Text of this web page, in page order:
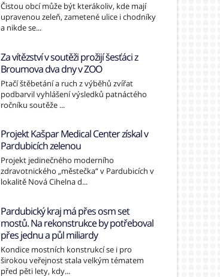
Čistou obcí může být kterákoliv, kde mají
upravenou zeleň, zametené ulice i chodníky
a nikde se...
Za vítězství v soutěži prožijí šesťáci z
Broumova dva dny v ZOO
Ptačí štěbetání a ruch z výběhů zvířat
podbarvil vyhlášení výsledků patnáctého
ročníku soutěže ...
Projekt Kašpar Medical Center získal v
Pardubicích zelenou
Projekt jedinečného moderního
zdravotnického „městečka“ v Pardubicích v
lokalitě Nová Cihelna d...
Pardubický kraj má přes osm set
mostů. Na rekonstrukce by potřeboval
přes jednu a půl miliardy
Kondice mostních konstrukcí se i pro
širokou veřejnost stala velkým tématem
před pěti lety, kdy...